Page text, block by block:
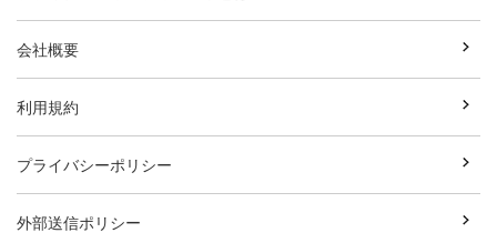
会社概要
利用規約
プライバシーポリシー
外部送信ポリシー